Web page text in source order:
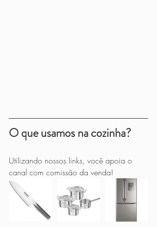
O que usamos na cozinha?
Utilizando nossos links, você apoia o
canal com comissão da venda!